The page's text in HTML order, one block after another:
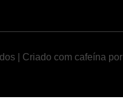
| Criado com cafeína por